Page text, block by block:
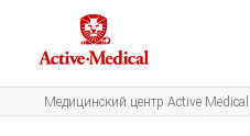
Медицинский центр Active Medical